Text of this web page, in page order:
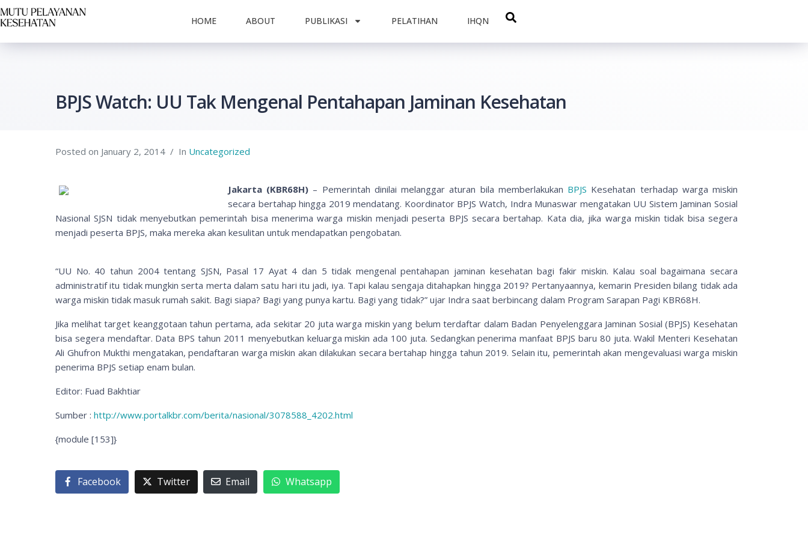
HOME ABOUT PUBLIKASI PELATIHAN IHQN
BPJS Watch: UU Tak Mengenal Pentahapan Jaminan Kesehatan
Posted on January 2, 2014 In Uncategorized
Jakarta (KBR68H) – Pemerintah dinilai melanggar aturan bila memberlakukan BPJS Kesehatan terhadap warga miskin
secara bertahap hingga 2019 mendatang. Koordinator BPJS Watch, Indra Munaswar mengatakan UU Sistem Jaminan Sosial
Nasional SJSN tidak menyebutkan pemerintah bisa menerima warga miskin menjadi peserta BPJS secara bertahap. Kata dia, jika warga miskin tidak bisa segera
menjadi peserta BPJS, maka mereka akan kesulitan untuk mendapatkan pengobatan.
“UU No. 40 tahun 2004 tentang SJSN, Pasal 17 Ayat 4 dan 5 tidak mengenal pentahapan jaminan kesehatan bagi fakir miskin. Kalau soal bagaimana secara
administratif itu tidak mungkin serta merta dalam satu hari itu jadi, iya. Tapi kalau sengaja ditahapkan hingga 2019? Pertanyaannya, kemarin Presiden bilang tidak ada
warga miskin tidak masuk rumah sakit. Bagi siapa? Bagi yang punya kartu. Bagi yang tidak?” ujar Indra saat berbincang dalam Program Sarapan Pagi KBR68H.
Jika melihat target keanggotaan tahun pertama, ada sekitar 20 juta warga miskin yang belum terdaftar dalam Badan Penyelenggara Jaminan Sosial (BPJS) Kesehatan
bisa segera mendaftar. Data BPS tahun 2011 menyebutkan keluarga miskin ada 100 juta. Sedangkan penerima manfaat BPJS baru 80 juta. Wakil Menteri Kesehatan
Ali Ghufron Mukthi mengatakan, pendaftaran warga miskin akan dilakukan secara bertahap hingga tahun 2019. Selain itu, pemerintah akan mengevaluasi warga miskin
penerima BPJS setiap enam bulan.
Editor: Fuad Bakhtiar
Sumber : http://www.portalkbr.com/berita/nasional/3078588_4202.html
{module [153]}
Facebook Twitter Email Whatsapp